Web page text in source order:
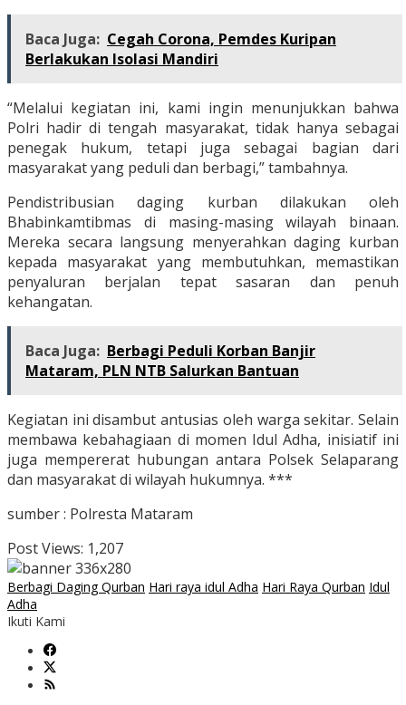
Baca Juga: Cegah Corona, Pemdes Kuripan
Berlakukan Isolasi Mandiri
“Melalui kegiatan ini, kami ingin menunjukkan bahwa
Polri hadir di tengah masyarakat, tidak hanya sebagai
penegak hukum, tetapi juga sebagai bagian dari
masyarakat yang peduli dan berbagi,” tambahnya.
Pendistribusian daging kurban dilakukan oleh
Bhabinkamtibmas di masing-masing wilayah binaan.
Mereka secara langsung menyerahkan daging kurban
kepada masyarakat yang membutuhkan, memastikan
penyaluran berjalan tepat sasaran dan penuh
kehangatan.
Baca Juga: Berbagi Peduli Korban Banjir
Mataram, PLN NTB Salurkan Bantuan
Kegiatan ini disambut antusias oleh warga sekitar. Selain
membawa kebahagiaan di momen Idul Adha, inisiatif ini
juga mempererat hubungan antara Polsek Selaparang
dan masyarakat di wilayah hukumnya. ***
sumber : Polresta Mataram
Post Views: 1,207
Berbagi Daging Qurban Hari raya idul Adha Hari Raya Qurban Idul
Adha
Ikuti Kami